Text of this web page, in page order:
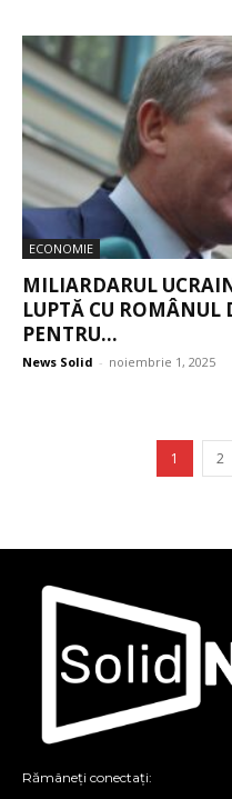
ECONOMIE
MILIARDARUL
LUPTĂ CU ROMÂNUL
PENTRU...
News Solid - noiembrie 1, 2025
1 2
Rămâneți conectați: